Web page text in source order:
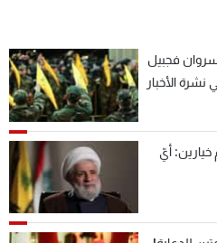
فجبيل
نشرة الأخبار
خيارين: أيّ